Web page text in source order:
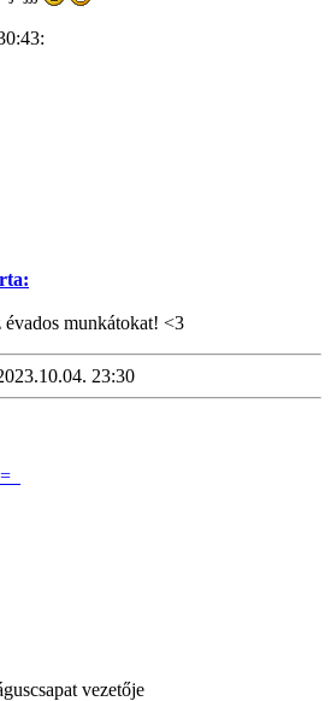
évados munkátokat! <3
23:30
vezetője